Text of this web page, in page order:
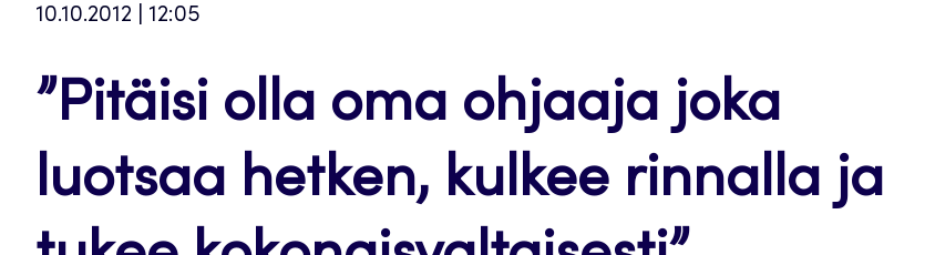
10.10.2012 | 12:05
”Pitäisi olla oma ohjaaja joka
luotsaa hetken, kulkee rinnalla ja